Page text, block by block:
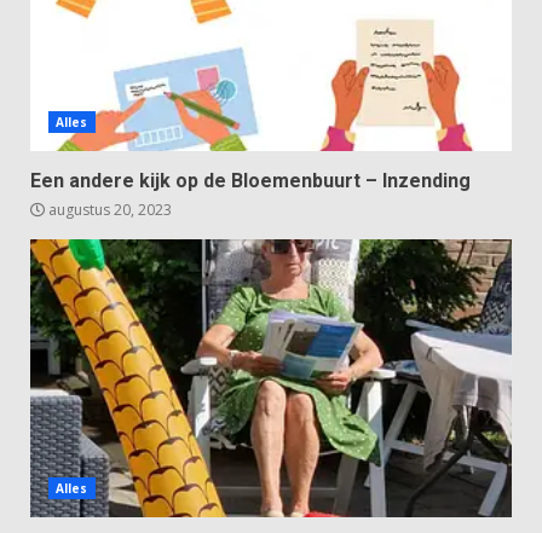
Alles
Een andere kijk op de Bloemenbuurt – Inzending
augustus 20, 2023
Alles